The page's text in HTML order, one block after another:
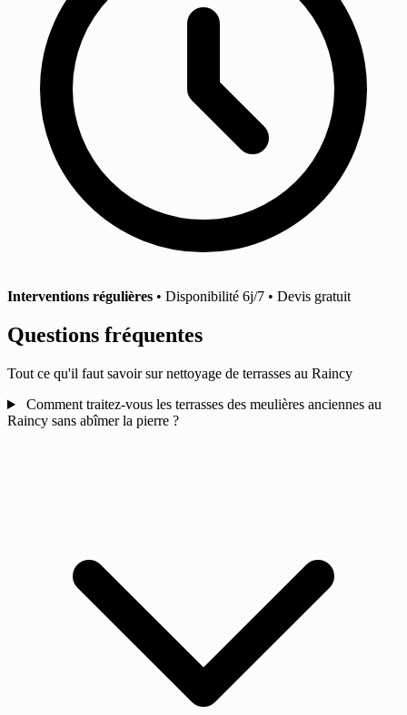
Interventions régulières • Disponibilité 6j/7 • Devis gratuit
Questions fréquentes
Tout ce qu'il faut savoir sur nettoyage de terrasses au Raincy
Comment traitez-vous les terrasses des meulières anciennes au
Raincy sans abîmer la pierre ?